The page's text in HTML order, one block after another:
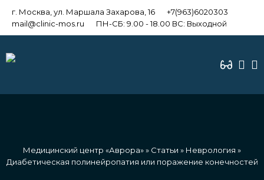
г. Москва, ул. Маршала Захарова, 16
+7(963)6020303
mail@clinic-mos.ru
ПН-СБ: 9.00 - 18.00 ВС: Выходной
Медицинский центр «Аврора»» Статьи » Неврология »
Диабетическая полинейропатия или поражение конечностей